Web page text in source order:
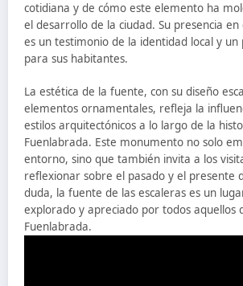
cotidiana y de cómo este elemento ha
el desarrollo de la ciudad. Su presencia
es un testimonio de la identidad local y
para sus habitantes.
La estética de la fuente, con su diseño
elementos ornamentales, refleja la
estilos arquitectónicos a lo largo de la
Fuenlabrada. Este monumento no solo
entorno, sino que también invita a los
reflexionar sobre el pasado y el presente
duda, la fuente de las escaleras es un
explorado y apreciado por todos aquellos
Fuenlabrada.